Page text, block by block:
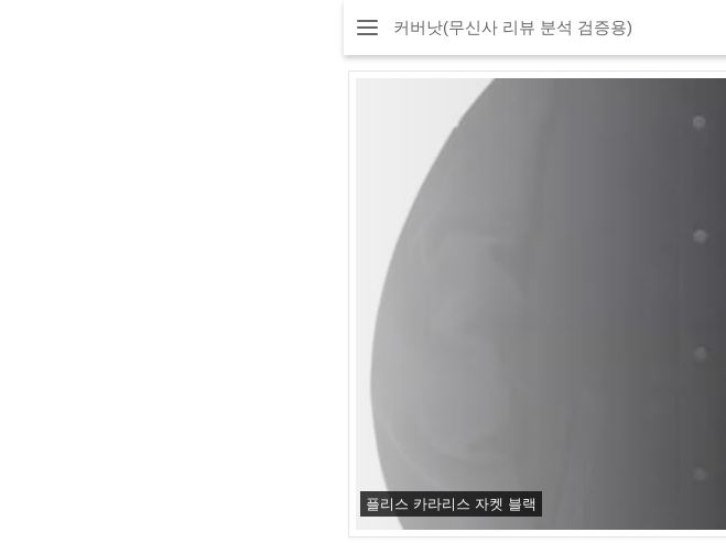
커버낫(무신사 리뷰 분석 검증용)
플리스 카라리스 자켓 블랙